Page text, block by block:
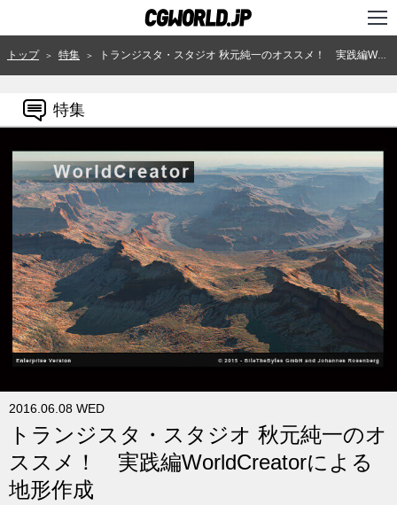
TOP
ニュース
特集
連載
用語辞典
スタジオ
講座
SHOP
求人
トップ ＞ 特集 ＞ トランジスタ・スタジオ 秋元純一のオススメ！ 実践編WorldCreatorによる地形作成
特集
2016.06.08 WED
トランジスタ・スタジオ 秋元純一のオ
ススメ！ 実践編WorldCreatorによる
地形作成